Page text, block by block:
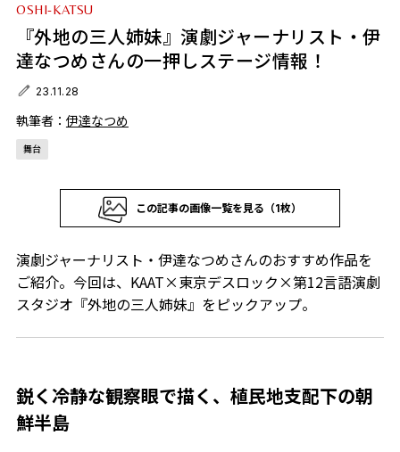
OSHI-KATSU
『外地の三人姉妹』演劇ジャーナリスト・伊
達なつめさんの一押しステージ情報！
23.11.28
執筆者： 伊達なつめ
舞台
この記事の画像一覧を見る（1枚）
演劇ジャーナリスト・伊達なつめさんのおすすめ作品を
ご紹介。今回は、KAAT×東京デスロック×第12言語演劇
スタジオ『外地の三人姉妹』をピックアップ。
鋭く冷静な観察眼で描く、植民地支配下の朝
鮮半島